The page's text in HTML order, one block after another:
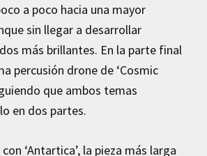
a poco hacia una mayor
sin llegar a desarrollar
más brillantes. En la parte final
percusión drone de ‘Cosmic
que ambos temas
en dos partes.
‘Antartica’, la pieza más larga